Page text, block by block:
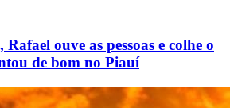
ouve as pessoas e colhe o
de bom no Piauí